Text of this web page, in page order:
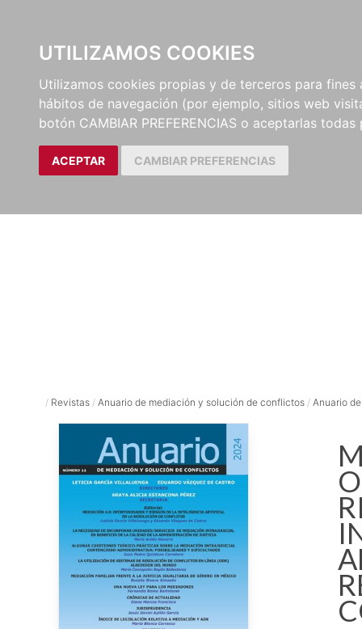
UTILIZAMOS COOKIES
Utilizamos cookies propias y de terceros para
hábitos de navegación (por ejemplo, sitios web
botón CAMBIAR PREFERENCIAS o aceptarlas
ACEPTAR CAMBIAR PREFERENCIAS
Artículos
/ Revistas / Anuario de mediación y solución de conflictos / Anuario